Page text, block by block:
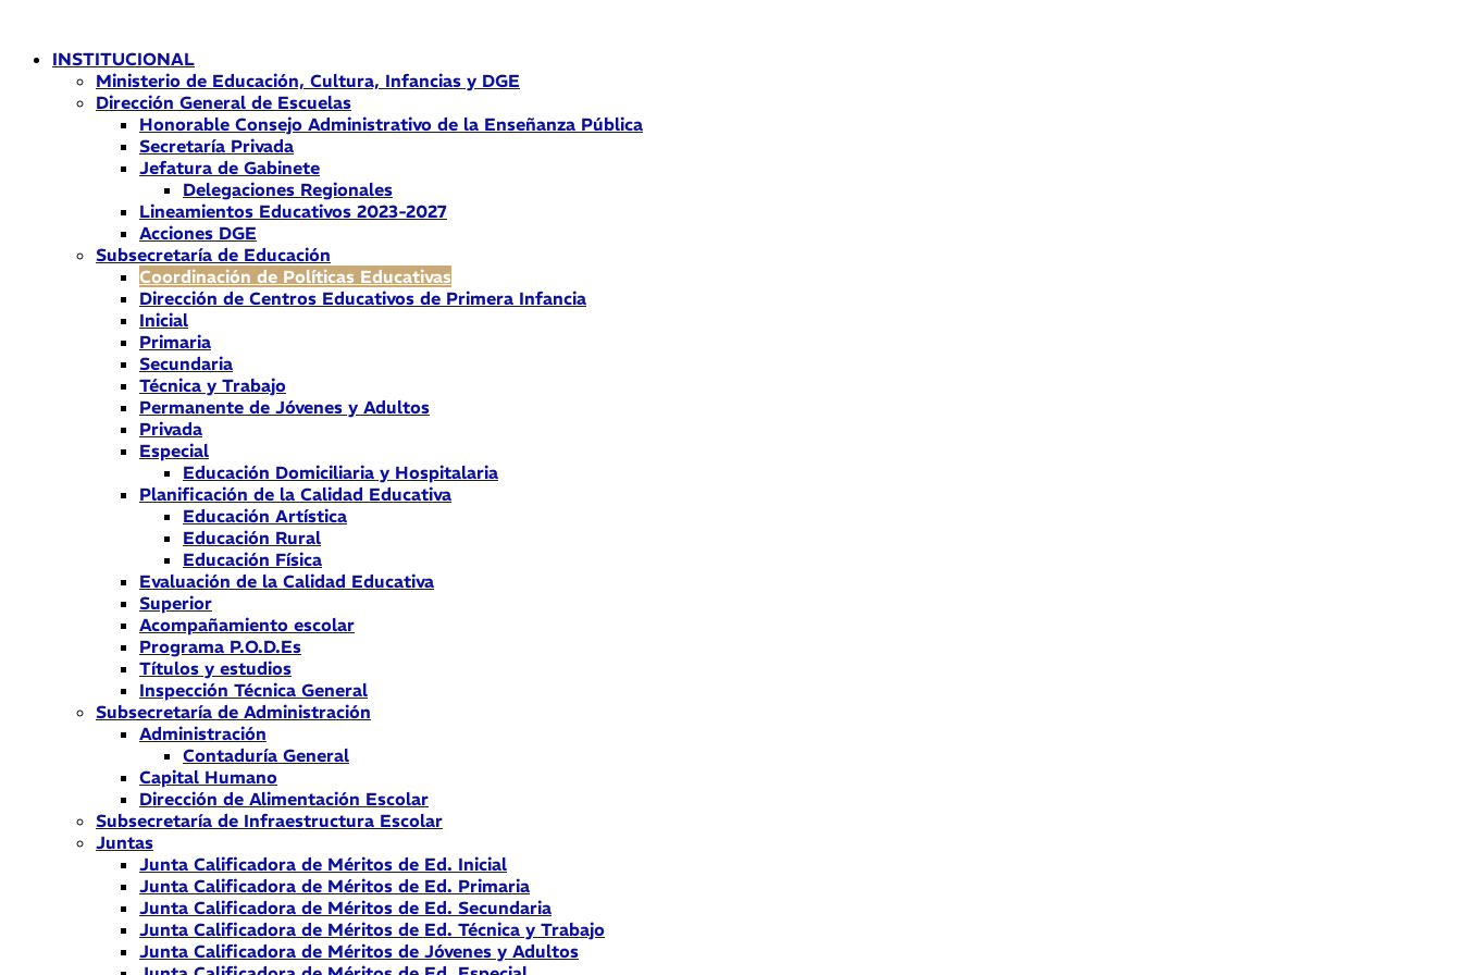
contenidoINSTITUCIONAL
Ministerio de Educación, Cultura, Infancias y DGE
Dirección General de Escuelas
Honorable Consejo Administrativo de la Enseñanza Pública
Secretaría Privada
Jefatura de Gabinete
Delegaciones Regionales
Lineamientos Educativos 2023-2027
Acciones DGE
Subsecretaría de Educación
Coordinación de Políticas Educativas
Dirección de Centros Educativos de Primera Infancia
Inicial
Primaria
Secundaria
Técnica y Trabajo
Permanente de Jóvenes y Adultos
Privada
Especial
Educación Domiciliaria y Hospitalaria
Planificación de la Calidad Educativa
Educación Artística
Educación Rural
Educación Física
Evaluación de la Calidad Educativa
Superior
Acompañamiento escolar
Programa P.O.D.Es
Títulos y estudios
Inspección Técnica General
Subsecretaría de Administración
Administración
Contaduría General
Capital Humano
Dirección de Alimentación Escolar
Subsecretaría de Infraestructura Escolar
Juntas
Junta Calificadora de Méritos de Ed. Inicial
Junta Calificadora de Méritos de Ed. Primaria
Junta Calificadora de Méritos de Ed. Secundaria
Junta Calificadora de Méritos de Ed. Técnica y Trabajo
Junta Calificadora de Méritos de Jóvenes y Adultos